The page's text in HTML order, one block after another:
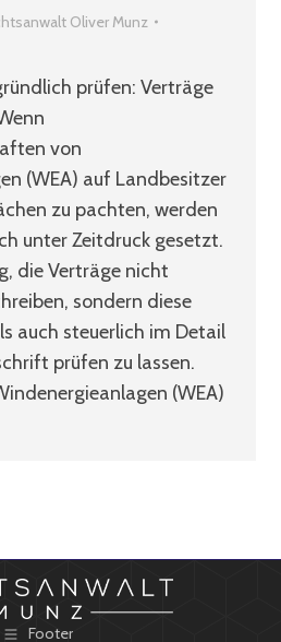
Oliver Munz
prüfen: Verträge
von
(WEA) auf Landbesitzer
zu pachten, werden
unter Zeitdruck gesetzt.
die Verträge nicht
sondern diese
auch steuerlich im Detail
prüfen zu lassen.
(WEA)
Footer